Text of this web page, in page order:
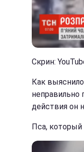
Скрин:
Как
неправильно
действия он
Пса, который